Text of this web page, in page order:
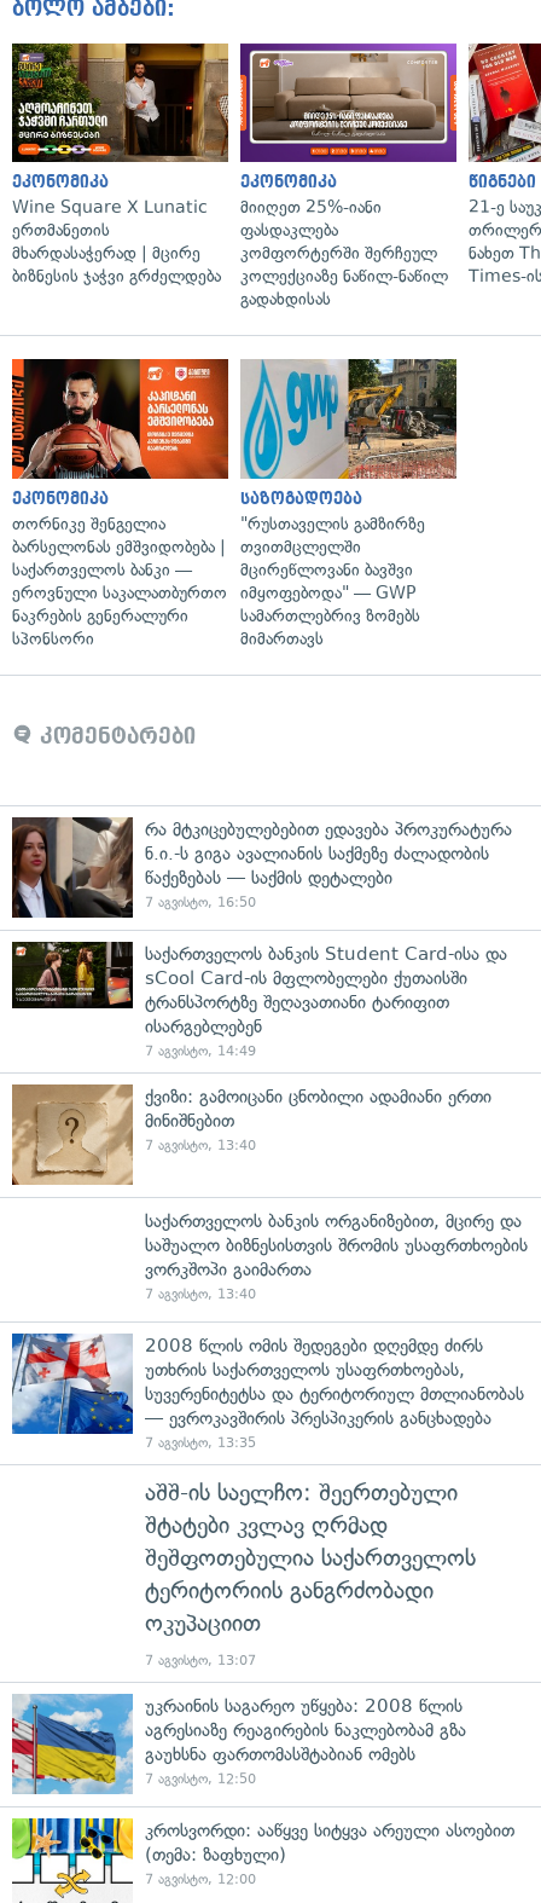
ბოლო ამბები:
ეკონომიკა
Wine Square X Lunatic
ერთმანეთის
მხარდასაჭერად | მცირე
ბიზნესის ჯაჭვი გრძელდება
ეკონომიკა
მიიღეთ 25%-იანი
ფასდაკლება
კომფორტერში შერჩეულ
კოლექციაზე ნაწილ-ნაწილ
გადახდისას
წიგნები
21-ე
ნახეთ
Times-
ეკონომიკა
თორნიკე შენგელია
ბარსელონას ემშვიდობება |
საქართველოს ბანკი —
ეროვნული საკალათბურთო
ნაკრების გენერალური
სპონსორი
საზოგადოება
"რუსთაველის გამზირზე
თვითმცლელში
მცირეწლოვანი ბავშვი
იმყოფებოდა" — GWP
სამართლებრივ ზომებს
მიმართავს
კომენტარები
რა მტკიცებულებებით ედავება პროკურატურა
ნ.ი.-ს გიგა ავალიანის საქმეზე ძალადობის
წაქეზებას — საქმის დეტალები
7 აგვისტო, 16:50
საქართველოს ბანკის Student Card-ისა და
sCool Card-ის მფლობელები ქუთაისში
ტრანსპორტზე შეღავათიანი ტარიფით
ისარგებლებენ
7 აგვისტო, 14:49
ქვიზი: გამოიცანი ცნობილი ადამიანი ერთი
მინიშნებით
7 აგვისტო, 13:40
საქართველოს ბანკის ორგანიზებით, მცირე და
საშუალო ბიზნესისთვის შრომის უსაფრთხოების
ვორკშოპი გაიმართა
7 აგვისტო, 13:40
2008 წლის ომის შედეგები დღემდე ძირს
უთხრის საქართველოს უსაფრთხოებას,
სუვერენიტეტსა და ტერიტორიულ მთლიანობას
— ევროკავშირის პრესპიკერის განცხადება
7 აგვისტო, 13:35
აშშ-ის საელჩო: შეერთებული
შტატები კვლავ ღრმად
შეშფოთებულია საქართველოს
ტერიტორიის განგრძობადი
ოკუპაციით
7 აგვისტო, 13:07
უკრაინის საგარეო უწყება: 2008 წლის
აგრესიაზე რეაგირების ნაკლებობამ გზა
გაუხსნა ფართომასშტაბიან ომებს
7 აგვისტო, 12:50
კროსვორდი: ააწყვე სიტყვა არეული ასოებით
(თემა: ზაფხული)
7 აგვისტო, 12:00